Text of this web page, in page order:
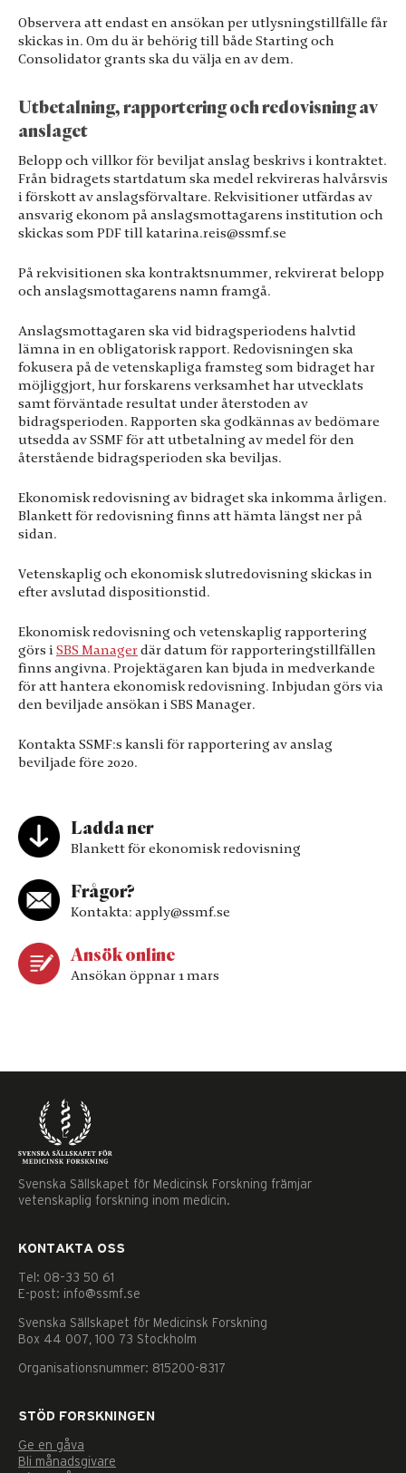
Observera att endast en ansökan per utlysningstillfälle får
skickas in. Om du är behörig till både Starting och
Consolidator grants ska du välja en av dem.
Utbetalning, rapportering och redovisning av
anslaget
Belopp och villkor för beviljat anslag beskrivs i kontraktet.
Från bidragets startdatum ska medel rekvireras halvårsvis
i förskott av anslagsförvaltare. Rekvisitioner utfärdas av
ansvarig ekonom på anslagsmottagarens institution och
skickas som PDF till katarina.reis@ssmf.se
På rekvisitionen ska kontraktsnummer, rekvirerat belopp
och anslagsmottagarens namn framgå.
Anslagsmottagaren ska vid bidragsperiodens halvtid
lämna in en obligatorisk rapport. Redovisningen ska
fokusera på de vetenskapliga framsteg som bidraget har
möjliggjort, hur forskarens verksamhet har utvecklats
samt förväntade resultat under återstoden av
bidragsperioden. Rapporten ska godkännas av bedömare
utsedda av SSMF för att utbetalning av medel för den
återstående bidragsperioden ska beviljas.
Ekonomisk redovisning av bidraget ska inkomma årligen.
Blankett för redovisning finns att hämta längst ner på
sidan.
Vetenskaplig och ekonomisk slutredovisning skickas in
efter avslutad dispositionstid.
Ekonomisk redovisning och vetenskaplig rapportering
görs i SBS Managerdär datum för rapporteringstillfällen
finns angivna. Projektägaren kan bjuda in medverkande
för att hantera ekonomisk redovisning. Inbjudan görs via
den beviljade ansökan i SBS Manager.
Kontakta SSMF:s kansli för rapportering av anslag
beviljade före 2020.
Ladda ner
Blankett för ekonomisk redovisning
Frågor?
Kontakta: apply@ssmf.se
Ansök online
Ansökan öppnar 1 mars
Svenska Sällskapet för Medicinsk Forskning främjar
vetenskaplig forskning inom medicin.
KONTAKTA OSS
Tel: 08–33 50 61
E-post: info@ssmf.se
Svenska Sällskapet för Medicinsk Forskning
Box 44 007, 100 73 Stockholm
Organisationsnummer: 815200-8317
STÖD FORSKNINGEN
Ge en gåva
Bli månadsgivare